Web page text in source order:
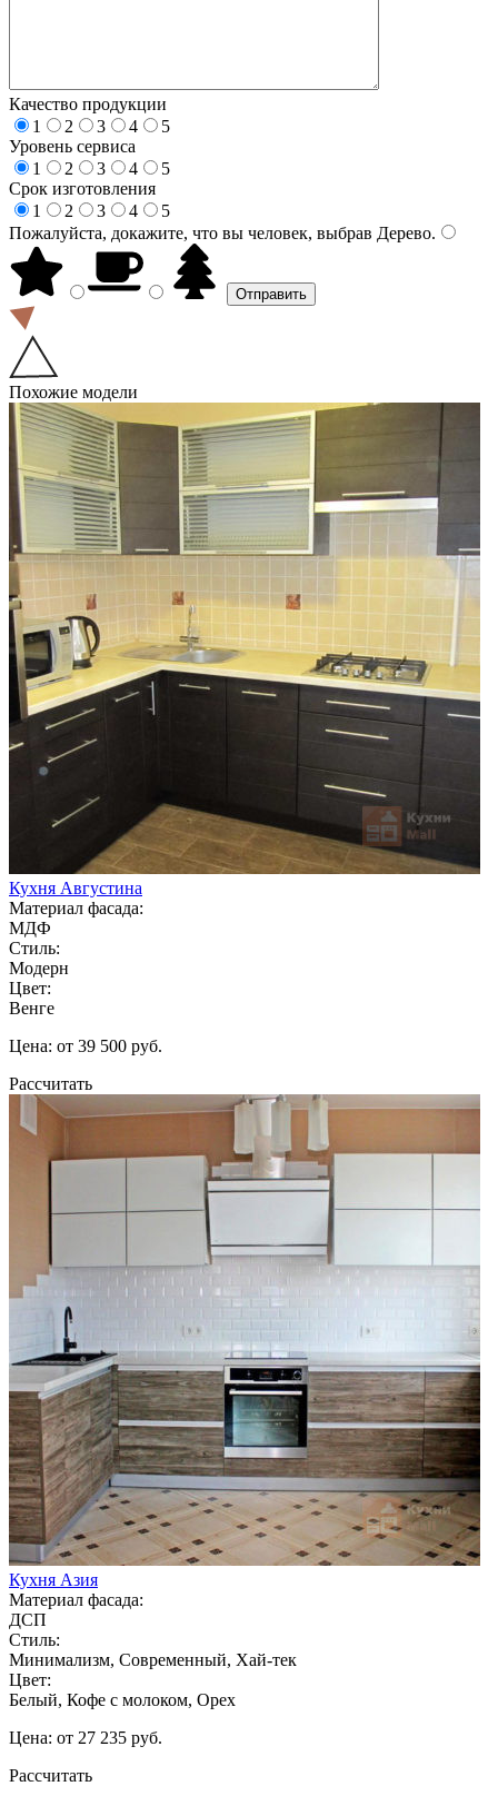
Качество продукции
1
2 3 4
5
Уровень сервиса
1
2 3 4
5
Срок изготовления
1
2 3 4
5
Пожалуйста, докажите, что вы человек, выбрав Дерево.
Похожие модели
Кухня Августина
Материал фасада:
МДФ
Стиль:
Модерн
Цвет:
Венге
Цена: от 39 500 руб.
Рассчитать
Кухня Азия
Материал фасада:
ДСП
Стиль:
Минимализм, Современный, Хай-тек
Цвет:
Белый, Кофе с молоком, Орех
Цена: от 27 235 руб.
Рассчитать